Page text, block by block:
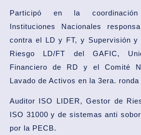
Participó en la
Instituciones Nacionales
contra el LD y FT, y Supervisión y
Riesgo LD/FT del GAFIC,
Financiero de RD y el Comité
Lavado de Activos en la 3era.
Auditor ISO LIDER, Gestor de
ISO 31000 y de sistemas anti
por la PECB.